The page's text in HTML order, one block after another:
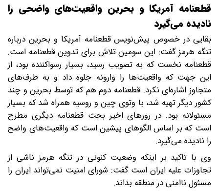
قطعنامه آمریکا و بحرین واقعیت‌های واضحی را
نادیده می‌گیرد
بقایی در خصوص پیش‌نویس قطعنامه آمریکا و بحرین درباره
تنگه هرمز گفت: این سومین تلاش برای تدوین قطعنامه است.
قطعنامه نخست که به تصویب رسید، بسیار رسواکننده‌ بود، از
این جهت که واقعیت‌ها را وارونه جلوه داد و به طرف‌های
متجاوز اشاره‌ای نکرد. قطعنامه دوم هم که توسط بحرین و چند
کشور دیگر تهیه شد، با وتوی چین و روسیه همراه شد که بسیار
مسئولانه بود. در روزهای اخیر بحث قطعنامه دیگری مطرح
است که بر اساس الگوهای پیشین است که واقعیت‌های واضح
را نادیده می‌گیرد.
وی با تاکید بر اینکه وضعیت کنونی در تنگه هرمز ناشی از
تجاوزات علیه ایران است گفت: شورای امنیت نمی‌تواند ایران را
مسئول ناامنی در منطقه بداند.